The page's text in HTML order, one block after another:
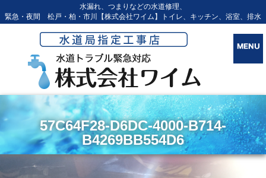
水漏れ、つまりなどの水道修理、
緊急・夜間 松戸・柏・市川【株式会社ワイム】トイレ、キッチン、浴室、排水
57C64F28-D6DC-4000-B714-
B4269BB554D6